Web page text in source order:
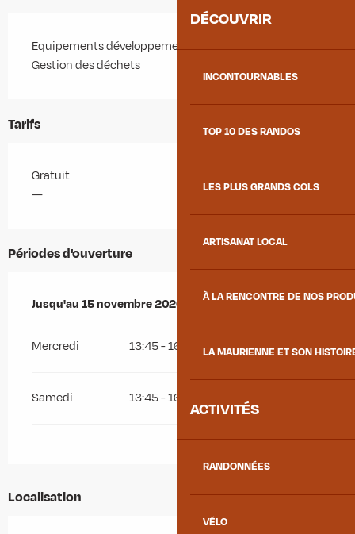
DÉCOUVRIR
INCONTOURNABLES
TOP 10 DES RANDOS
LES PLUS GRANDS COLS
ARTISANAT LOCAL
À LA RENCONTRE DE NOS
LA MAURIENNE ET SON
ACTIVITÉS
RANDONNÉES
VÉLO
Equipements développement durable
Gestion des déchets
Tarifs
Gratuit
—
Périodes d'ouverture
Du16 mai 2026au15 novembre 2026
Jusqu'au15 novembre 2026
Mercredi 13:45 - 16:15
Samedi 13:45 - 16:15
Localisation